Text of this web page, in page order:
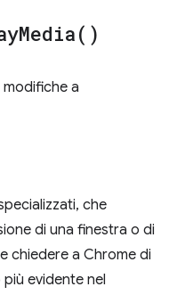
Media( )
a
che
di una finestra o di
chiedere a Chrome di
evidente nel